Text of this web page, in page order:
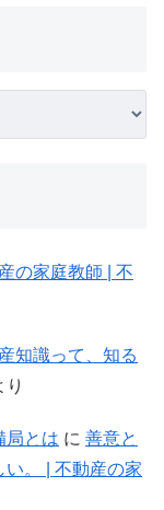
の家庭教師 | 不
知識って、知る
り
とは に 善意と
。 | 不動産の家